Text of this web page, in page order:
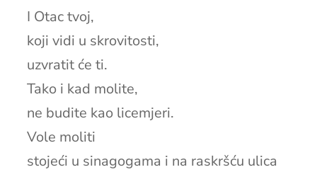
I Otac tvoj,
koji vidi u skrovitosti,
uzvratit će ti.
Tako i kad molite,
ne budite kao licemjeri.
Vole moliti
stojeći u sinagogama i na raskršću ulica